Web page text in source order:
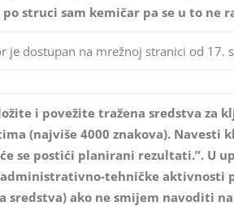
struci sam kemičar pa se u to ne
je dostupan na mrežnoj stranici od 17.
i povežite tražena sredstva za
(najviše 4000 znakova).
se postići planirani rezultati.”. U
tehničke aktivnosti
sredstva) ako ne smijem navoditi